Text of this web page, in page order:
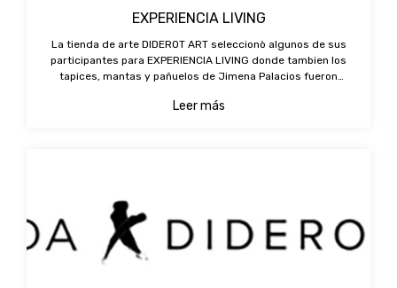
EXPERIENCIA LIVING
La tienda de arte DIDEROT ART seleccionò algunos de sus
participantes para EXPERIENCIA LIVING donde tambien los
tapices, mantas y pañuelos de Jimena Palacios fueron
Leer más